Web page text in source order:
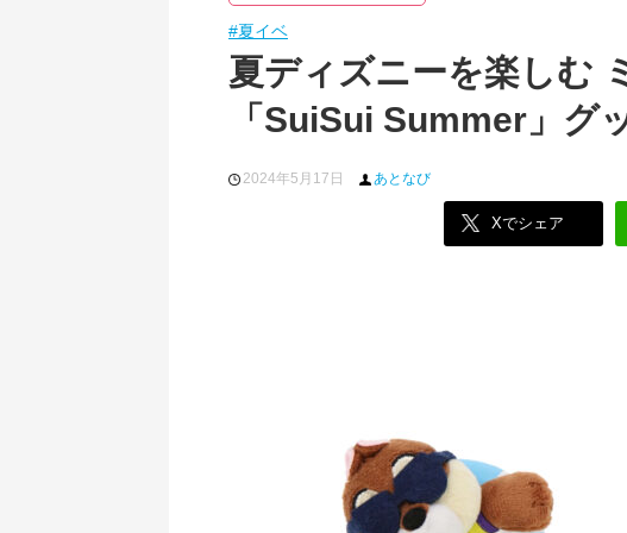
#夏イベ
夏ディズニーを楽しむ
「SuiSui Summer」グ
2024年5月17日 あとなび
Xでシェア